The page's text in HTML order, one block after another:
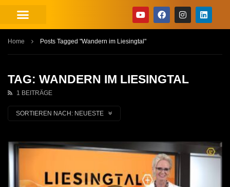
Home Posts Tagged "Wandern im Liesingtal"
TAG: WANDERN IM LIESINGTAL
1 BEITRÄGE
SORTIEREN NACH: NEUESTE